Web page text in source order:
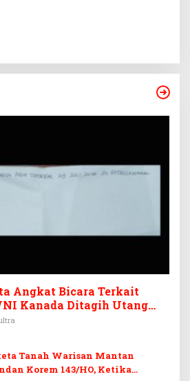
Angkat Bicara Terkait
Kanada Ditagih Utang
Tanah Warisan Mantan
Korem 143/HO, Ketika